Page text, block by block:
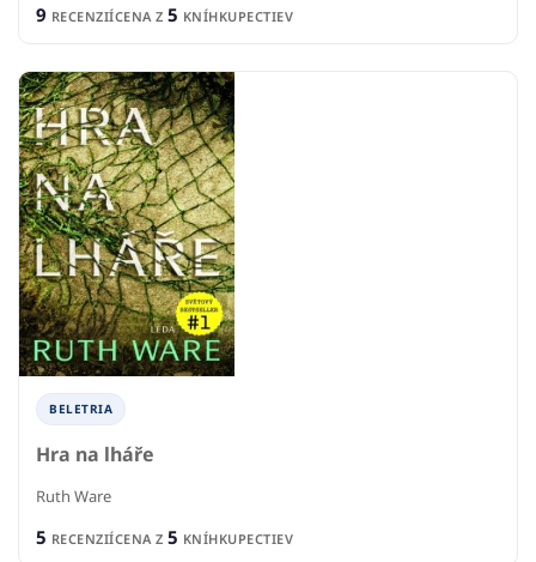
9 RECENZIÍCENA Z 5 KNÍHKUPECTIEV
BELETRIA
Hra na lháře
Ruth Ware
5 RECENZIÍCENA Z 5 KNÍHKUPECTIEV